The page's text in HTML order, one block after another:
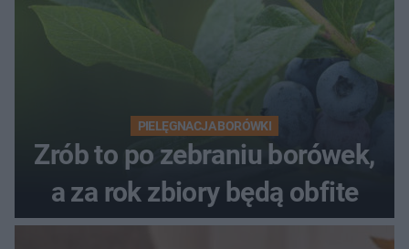
PIELĘGNACJA BORÓWKI
Zrób to po zebraniu borówek,
a za rok zbiory będą obfite